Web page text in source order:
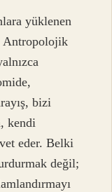
yüklenen
Antropolojik
bizi
kendi
eder. Belki
değil;